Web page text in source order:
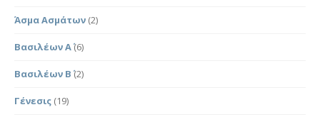
Άσμα Ασμάτων (2)
Βασιλέων Α΄(6)
Βασιλέων Β΄ (2)
Γένεσις (19)